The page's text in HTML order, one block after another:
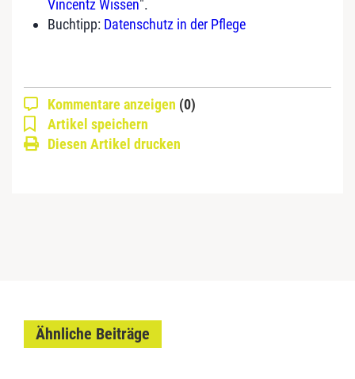
Vincentz Wissen".
Buchtipp: Datenschutz in der Pflege
Kommentare anzeigen (0)
Artikel speichern
Diesen Artikel drucken
Ähnliche Beiträge